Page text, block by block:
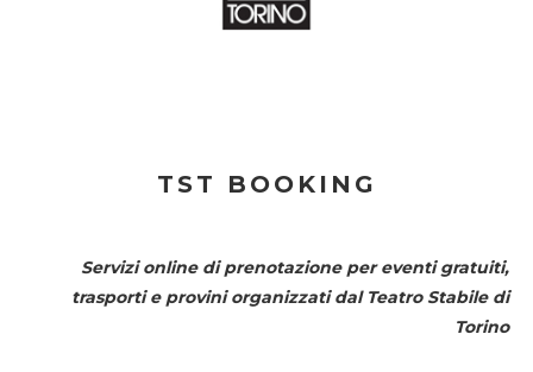
TST BOOKING
Servizi online di prenotazione per eventi gratuiti,
trasporti e provini organizzati dal Teatro Stabile di
Torino